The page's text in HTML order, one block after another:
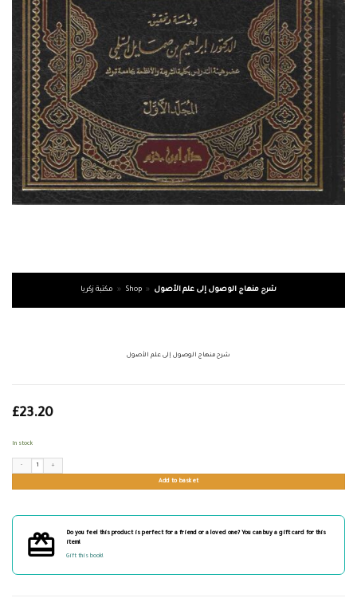
مكتبة زكريا » Shop » شرح منهاج الوصول إلى علم الأصول
شرح منهاج الوصول إلى علم الأصول
£23.20
In stock
Add to basket
Do you feel this product is perfect for a friend or a loved one? You can buy a gift card for this
item!
Gift this book!